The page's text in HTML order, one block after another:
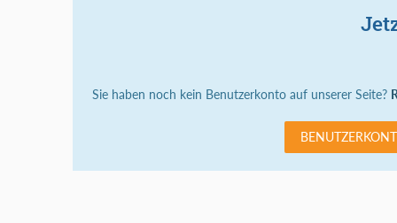
Sie haben noch kein Benutzerkonto auf unserer Seite?